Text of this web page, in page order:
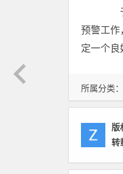
所属分类：
于
预警工作
定一个良
版
转